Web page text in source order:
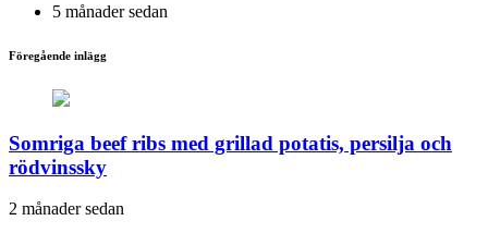
5 månader sedan
Föregående inlägg
Somriga beef ribs med grillad potatis, persilja och
rödvinssky
2 månader sedan